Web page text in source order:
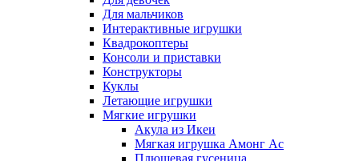
Для мальчиков
Интерактивные игрушки
Квадрокоптеры
Консоли и приставки
Конструкторы
Куклы
Летающие игрушки
Мягкие игрушки
Акула из Икеи
Мягкая игрушка Амонг Ас
Плюшевая гусеница